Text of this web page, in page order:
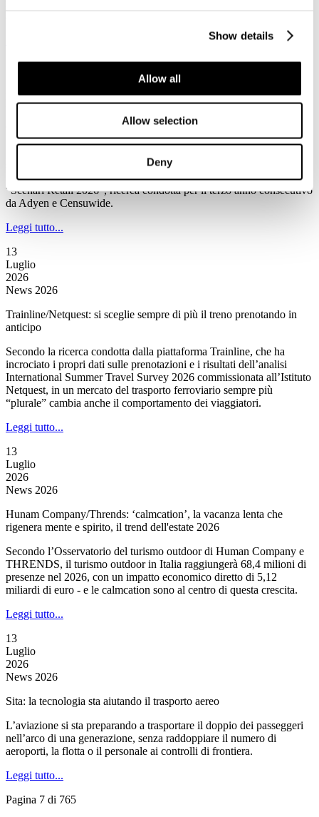
Show details
Allow all
Allow selection
Deny
News 2026
Censuwide/Ayden: Assistenti IA sempre più presenti negli acquisti
supporto agli acquisti, ma si prepara a diventare un vero e proprio
intermediario commerciale secondo quanto emerge all’interno di
“Scenari Retail 2026”, ricerca condotta per il terzo anno consecutivo
da Adyen e Censuwide.
Leggi tutto...
13
Luglio
2026
News 2026
Trainline/Netquest: si sceglie sempre di più il treno prenotando in
anticipo
Secondo la ricerca condotta dalla piattaforma Trainline, che ha
incrociato i propri dati sulle prenotazioni e i risultati dell’analisi
International Summer Travel Survey 2026 commissionata all’Istituto
Netquest, in un mercato del trasporto ferroviario sempre più
“plurale” cambia anche il comportamento dei viaggiatori.
Leggi tutto...
13
Luglio
2026
News 2026
Hunam Company/Thrends: ‘calmcation’, la vacanza lenta che
rigenera mente e spirito, il trend dell'estate 2026
Secondo l’Osservatorio del turismo outdoor di Human Company e
THRENDS, il turismo outdoor in Italia raggiungerà 68,4 milioni di
presenze nel 2026, con un impatto economico diretto di 5,12
miliardi di euro - e le calmcation sono al centro di questa crescita.
Leggi tutto...
13
Luglio
2026
News 2026
Sita: la tecnologia sta aiutando il trasporto aereo
L’aviazione si sta preparando a trasportare il doppio dei passeggeri
nell’arco di una generazione, senza raddoppiare il numero di
aeroporti, la flotta o il personale ai controlli di frontiera.
Leggi tutto...
Pagina 7 di 765